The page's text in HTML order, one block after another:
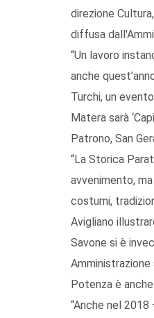
direzione
diffusa
“Un lavoro
anche
Turchi, un
Matera sarà
Patrono, San
“La Storica
avvenimento,
costumi,
Avigliano
Savone si è
Potenza è
“Anche nel